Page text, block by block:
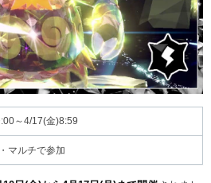
～4/17(金)8:59
マルチで参加